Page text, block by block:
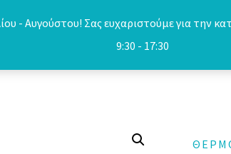
- Αυγούστου! Σας ευχαριστούμε για την
9:30 - 17:30